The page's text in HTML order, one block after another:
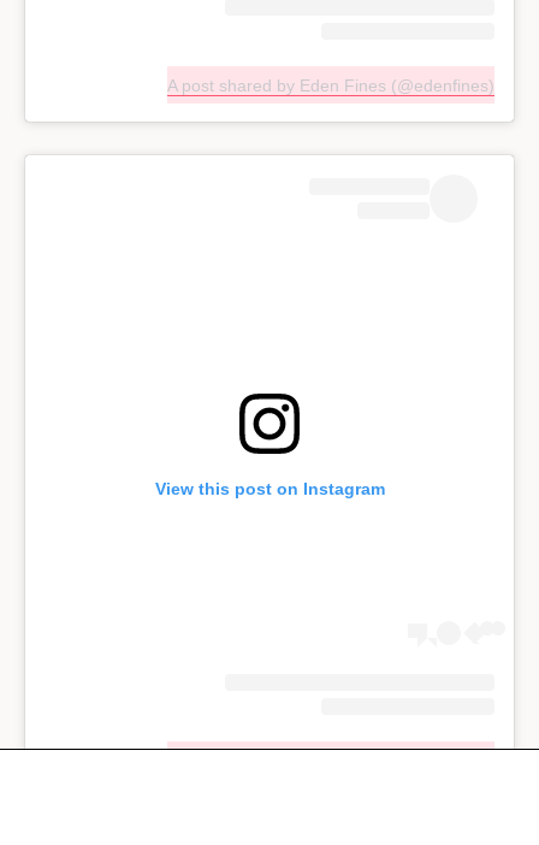
A post shared by Eden Fines (@edenfines)
View this post on Instagram